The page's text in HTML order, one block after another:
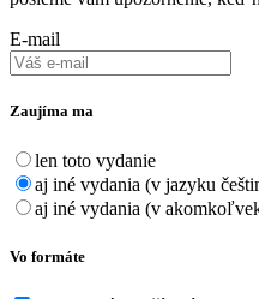
E-mail
Zaujíma ma
len toto vydanie
aj iné vydania (v jazyku
aj iné vydania (v
Vo formáte